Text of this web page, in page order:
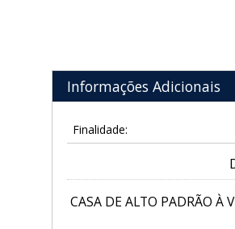
Informações Adicionais
Finalidade:
CASA DE ALTO PADRÃO À